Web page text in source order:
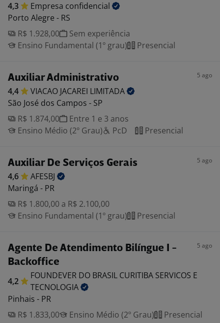
4,3 Empresa confidencial
Porto Alegre - RS
R$ 1.928,00
Sem experiência
Ensino Fundamental (1º grau)
Presencial
Auxiliar Administrativo 5 ago
4,4 VIACAO JACAREI LIMITADA
São José dos Campos - SP
R$ 1.874,00
Entre 1 e 3 anos
Ensino Médio (2º Grau)
PcD Presencial
Auxiliar De Serviços Gerais 5 ago
4,6
AFESBJ
Maringá - PR
R$ 1.800,00 a R$ 2.100,00
Ensino Fundamental (1º grau)
Presencial
Agente De Atendimento Bilíngue I -
Backoffice
5 ago
4,2
FOUNDEVER DO BRASIL CURITIBA SERVICOS E
TECNOLOGIA
Pinhais - PR
R$ 1.833,00
Ensino Médio (2º Grau) Presencial